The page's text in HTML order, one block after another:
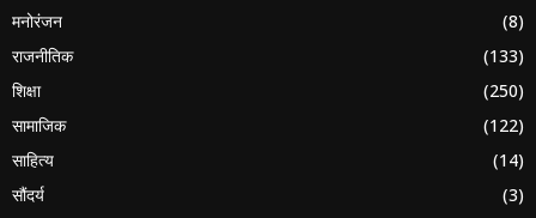
मनोरंजन
(8)
राजनीतिक
(133)
शिक्षा
(250)
सामाजिक
(122)
साहित्य
(14)
सौंदर्य
(3)